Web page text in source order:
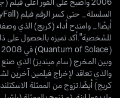
أيضًا!_ وامتدح أداء (كريج) الذي
للشخصية".أكد تميزه بالحصول على ذات
وبين المخرج (سام مينديز) الذي
والذي تعاقد لإخراج فيلمين